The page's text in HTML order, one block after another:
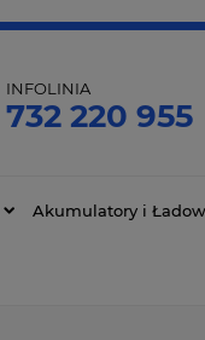
INFOLINIA
732 220 955
Akumulatory i